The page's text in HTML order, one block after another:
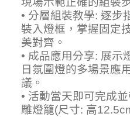
• 分層組裝教學: 逐步
裝入燈框，掌握固定
美對齊。
• 成品應用分享: 展示
日氛圍燈的多場景應
議。
• 活動當天即可完成
雕燈籠(尺寸: 高